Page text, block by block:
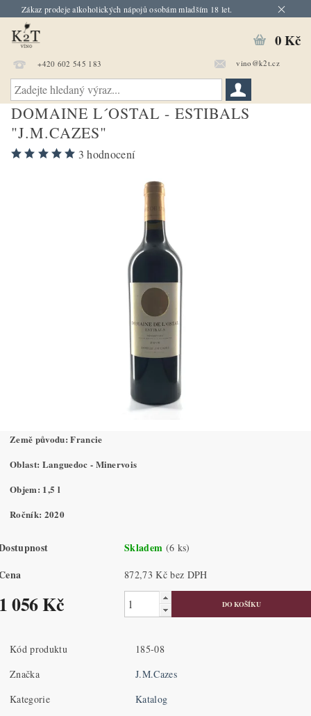
Zákaz prodeje alkoholických nápojů osobám mladším 18 let.
+420 602 545 183 vino@k2t.cz
0 Kč
DOMAINE L´OSTAL - ESTIBALS
"J.M.CAZES"
3 hodnocení
Země původu: Francie
Oblast: Languedoc - Minervois
Objem: 1,5 l
Ročník: 2020
Skladem (6 ks)
872,73 Kč bez DPH
056 Kč
Kód produktu
185-08
Značka
J.M.Cazes
Kategorie
Katalog